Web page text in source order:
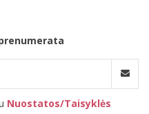
Nuostatos/Taisyklės